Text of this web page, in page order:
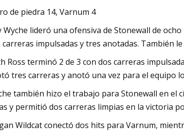
de piedra 14, Varnum 4
Wyche lideró una ofensiva de Stonewall de
carreras impulsadas y tres anotadas. También
Ross terminó 2 de 3 con dos carreras
tres carreras y anotó una vez para el equipo
también hizo el trabajo para Stonewall en el
y permitió dos carreras limpias en la victoria
Wildcat conectó dos hits para Varnum,